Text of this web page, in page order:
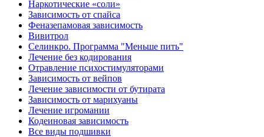
Наркотические «соли»
Зависимость от спайса
Феназепамовая зависимость
Вивитрол
Селинкро. Программа "Меньше пить"
Лечение без кодирования
Отравление психостимуляторами
Зависимость от вейпов
Лечение зависимости от бутирата
Зависимость от марихуаны
Лечение игромании
Кодеиновая зависимость
Все виды подшивки